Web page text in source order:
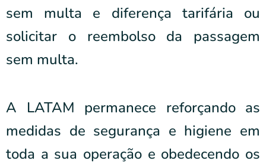
sem multa e diferença tarifária ou
solicitar o reembolso da passagem
sem multa.
A LATAM permanece reforçando as
medidas de segurança e higiene em
toda a sua operação e obedecendo os